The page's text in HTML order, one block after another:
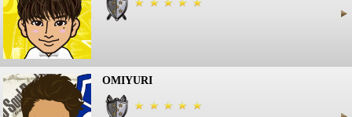
OMIYURI